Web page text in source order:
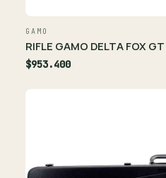
GAMO
RIFLE GAMO DELTA FOX
$953.400